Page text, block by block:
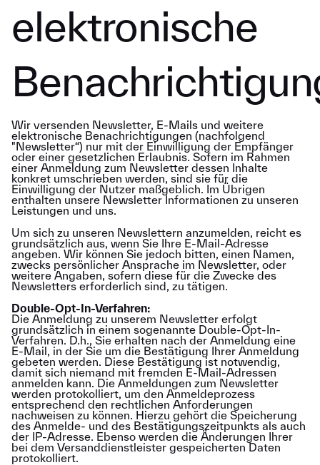
elektronische
Wir versenden Newsletter, E-Mails und weitere
elektronische Benachrichtigungen (nachfolgend
"Newsletter“) nur mit der Einwilligung der Empfänger
oder einer gesetzlichen Erlaubnis. Sofern im Rahmen
einer Anmeldung zum Newsletter dessen Inhalte
konkret umschrieben werden, sind sie für die
Einwilligung der Nutzer maßgeblich. Im Übrigen
enthalten unsere Newsletter Informationen zu unseren
Leistungen und uns.
Um sich zu unseren Newslettern anzumelden, reicht es
grundsätzlich aus, wenn Sie Ihre E-Mail-Adresse
angeben. Wir können Sie jedoch bitten, einen Namen,
zwecks persönlicher Ansprache im Newsletter, oder
weitere Angaben, sofern diese für die Zwecke des
Newsletters erforderlich sind, zu tätigen.
Double-Opt-In-Verfahren:
Die Anmeldung zu unserem Newsletter erfolgt
grundsätzlich in einem sogenannte Double-Opt-In-
Verfahren. D.h., Sie erhalten nach der Anmeldung eine
E-Mail, in der Sie um die Bestätigung Ihrer Anmeldung
gebeten werden. Diese Bestätigung ist notwendig,
damit sich niemand mit fremden E-Mail-Adressen
anmelden kann. Die Anmeldungen zum Newsletter
werden protokolliert, um den Anmeldeprozess
entsprechend den rechtlichen Anforderungen
nachweisen zu können. Hierzu gehört die Speicherung
des Anmelde- und des Bestätigungszeitpunkts als auch
der IP-Adresse. Ebenso werden die Änderungen Ihrer
bei dem Versanddienstleister gespeicherten Daten
protokolliert.